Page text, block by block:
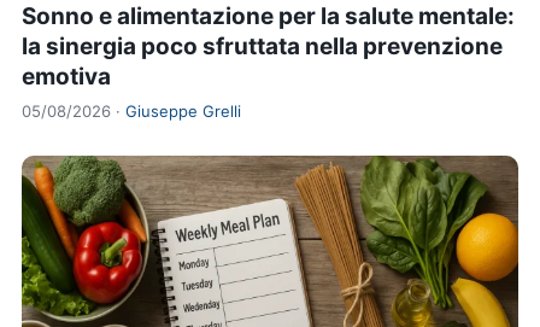
Sonno e alimentazione per la salute mentale:
la sinergia poco sfruttata nella prevenzione
emotiva
05/08/2026 · Giuseppe Grelli